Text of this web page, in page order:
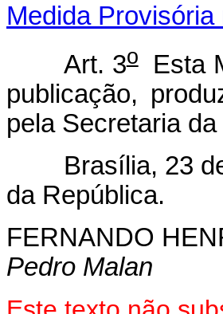
Medida Provisória
Art. 3oEsta
publicação,
pela Secretaria
Brasília, 23 de
da República.
FERNANDO
Pedro Malan